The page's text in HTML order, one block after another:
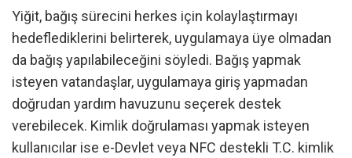
Yiğit, bağış sürecini herkes için kolaylaştırmayı
hedeflediklerini belirterek, uygulamaya üye olmadan
da bağış yapılabileceğini söyledi. Bağış yapmak
isteyen vatandaşlar, uygulamaya giriş yapmadan
doğrudan yardım havuzunu seçerek destek
verebilecek. Kimlik doğrulaması yapmak isteyen
kullanıcılar ise e-Devlet veya NFC destekli T.C. kimlik